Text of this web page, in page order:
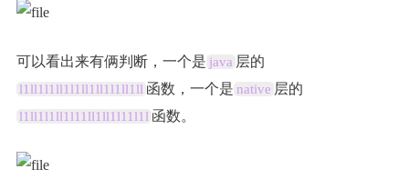
可以看出来有俩判断，一个是 java 层的
l1ll1l1ll1l1ll1ll1l1ll1ll 函数，一个是 native 层的
l1ll1l1ll1l11ll1ll1l11l1l 函数。